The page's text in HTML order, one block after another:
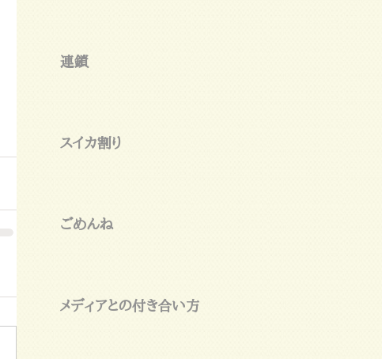
連鎖
スイカ割り
ごめんね
メディアとの付き合い方